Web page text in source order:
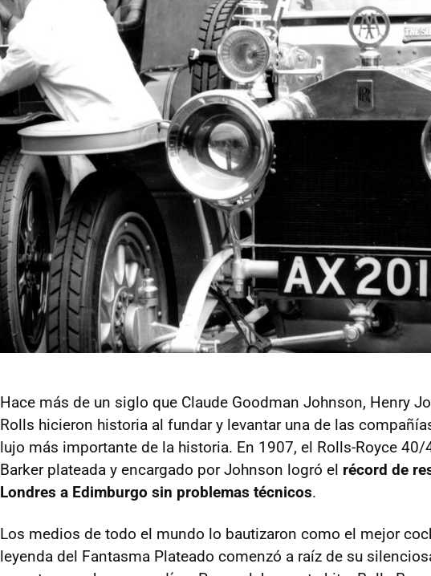
Hace más de un siglo que Claude Goodman Johnson, Henry
Rolls hicieron historia al fundar y levantar una de las
lujo más importante de la historia. En 1907, el Rolls-Royce 40/
Barker plateada y encargado por Johnson logró el récord de
Londres a Edimburgo sin problemas técnicos.
Los medios de todo el mundo lo bautizaron como el mejor
leyenda del Fantasma Plateado comenzó a raíz de su